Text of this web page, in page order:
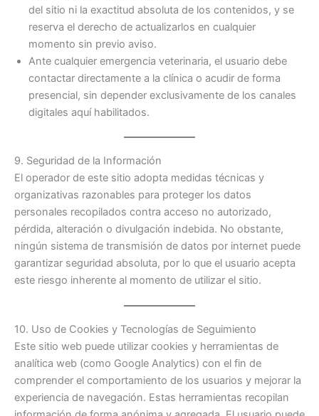
del sitio ni la exactitud absoluta de los contenidos, y se
reserva el derecho de actualizarlos en cualquier
momento sin previo aviso.
Ante cualquier emergencia veterinaria, el usuario debe
contactar directamente a la clínica o acudir de forma
presencial, sin depender exclusivamente de los canales
digitales aquí habilitados.
9. Seguridad de la Información
El operador de este sitio adopta medidas técnicas y
organizativas razonables para proteger los datos
personales recopilados contra acceso no autorizado,
pérdida, alteración o divulgación indebida. No obstante,
ningún sistema de transmisión de datos por internet puede
garantizar seguridad absoluta, por lo que el usuario acepta
este riesgo inherente al momento de utilizar el sitio.
10. Uso de Cookies y Tecnologías de Seguimiento
Este sitio web puede utilizar cookies y herramientas de
analítica web (como Google Analytics) con el fin de
comprender el comportamiento de los usuarios y mejorar la
experiencia de navegación. Estas herramientas recopilan